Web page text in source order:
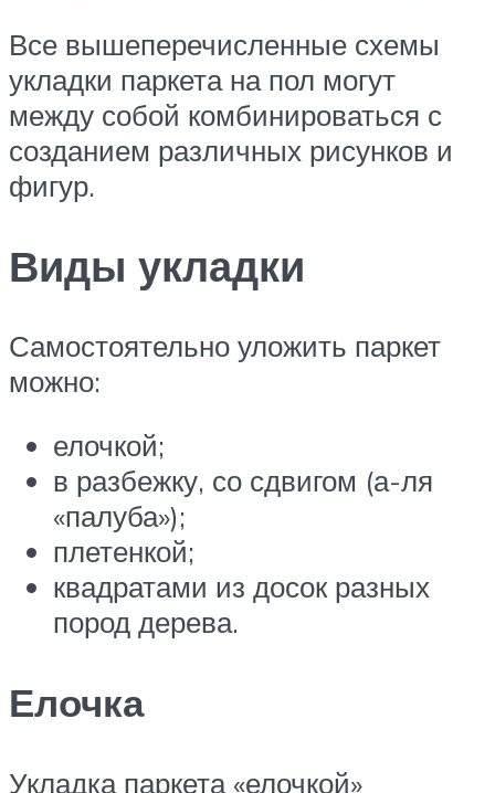
Все вышеперечисленные схемы
укладки паркета на пол могут
между собой комбинироваться с
созданием различных рисунков и
фигур.
Виды укладки
Самостоятельно уложить паркет
можно:
елочкой;
в разбежку, со сдвигом (а-ля
«палуба»);
плетенкой;
квадратами из досок разных
пород дерева.
Елочка
Укладка паркета «елочкой»